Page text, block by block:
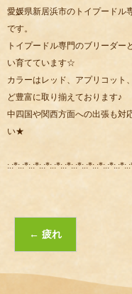
愛媛県新居浜市のトイプードル
です。
トイプードル専門のブリーダ
い育てています☆
カラーはレッド、アプリコット
ど豊富に取り揃えております♪
中四国や関西方面への出張も対
い★
← 疲れ